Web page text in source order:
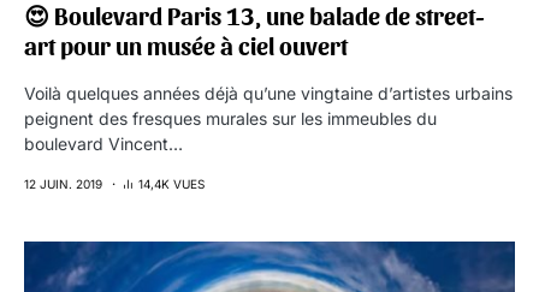
😍 Boulevard Paris 13, une balade de street-
art pour un musée à ciel ouvert
Voilà quelques années déjà qu’une vingtaine d’artistes urbains
peignent des fresques murales sur les immeubles du
boulevard Vincent…
12 JUIN. 2019 14,4K VUES